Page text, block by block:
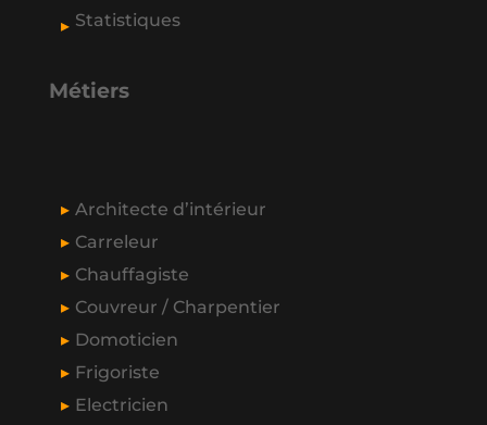
Statistiques
Métiers
Architecte d’intérieur
Carreleur
Chauffagiste
Couvreur / Charpentier
Domoticien
Frigoriste
Electricien